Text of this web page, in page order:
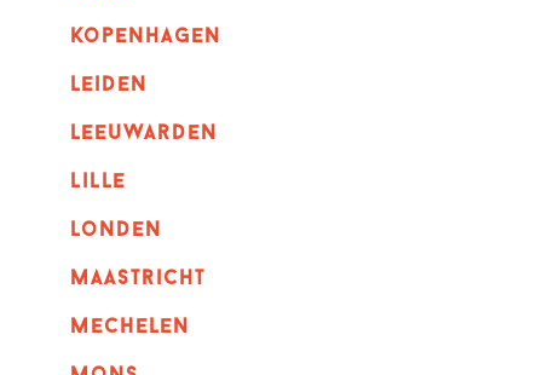
kopenhagen
leiden
leeuwarden
lille
londen
maastricht
mechelen